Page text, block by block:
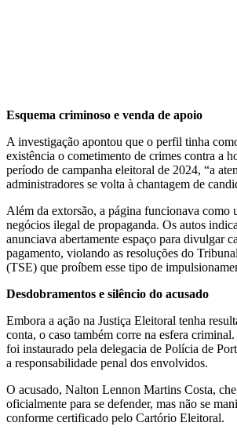
Esquema criminoso e venda de apoio
A investigação apontou que o perfil tinha
existência o cometimento de crimes contra a
período de campanha eleitoral de 2024, “a
administradores se volta à chantagem de
Além da extorsão, a página funcionava como
negócios ilegal de propaganda. Os autos
anunciava abertamente espaço para divulgar
pagamento, violando as resoluções do
(TSE) que proíbem esse tipo de
Desdobramentos e silêncio do acusado
Embora a ação na Justiça Eleitoral tenha
conta, o caso também corre na esfera
foi instaurado pela delegacia de Polícia de
a responsabilidade penal dos envolvidos.
O acusado, Nalton Lennon Martins Costa,
oficialmente para se defender, mas não se
conforme certificado pelo Cartório Eleitoral.